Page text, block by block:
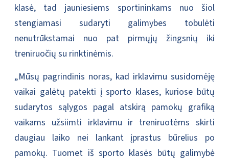
klasė, tad jauniesiems sportininkams nuo šiol
stengiamasi sudaryti galimybes tobulėti
nenutrūkstamai nuo pat pirmųjų žingsnių iki
treniruočių su rinktinėmis.
„Mūsų pagrindinis noras, kad irklavimu susidomėję
vaikai galėtų patekti į sporto klases, kuriose būtų
sudarytos sąlygos pagal atskirą pamokų grafiką
vaikams užsiimti irklavimu ir treniruotėms skirti
daugiau laiko nei lankant įprastus būrelius po
pamokų. Tuomet iš sporto klasės būtų galimybė